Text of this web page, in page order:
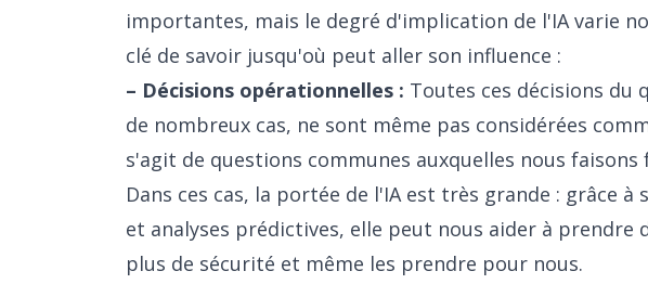
importantes, mais le degré d'implication de l'IA varie
clé de savoir jusqu'où peut aller son influence :
– Décisions opérationnelles : Toutes ces décisions du
de nombreux cas, ne sont même pas considérées
s'agit de questions communes auxquelles nous
Dans ces cas, la portée de l'IA est très grande : grâce
et analyses prédictives, elle peut nous aider à prendre
plus de sécurité et même les prendre pour nous.